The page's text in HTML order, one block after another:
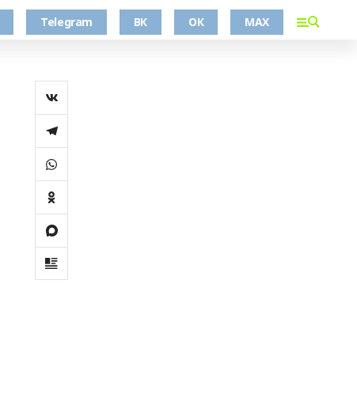
Telegram ВК ОК MAX